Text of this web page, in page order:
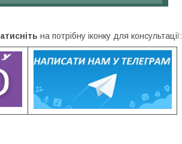
на потрібну іконку для консультації: